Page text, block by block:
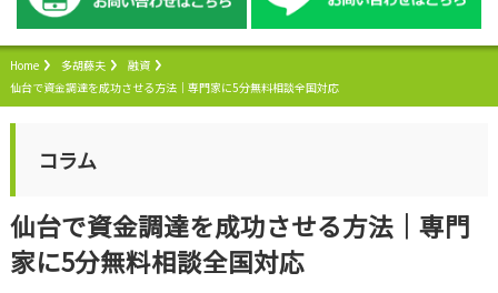
Home 多胡藤夫
融資
仙台で資金調達を成功させる方法｜専門家に5分無料相談全国対応
コラム
仙台で資金調達を成功させる方法｜専門
家に5分無料相談全国対応